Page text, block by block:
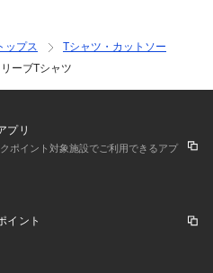
ップス
Tシャツ・カットソー
ーブTシャツ
プリ
ポイント対象施設でご利用できるアプ
イント